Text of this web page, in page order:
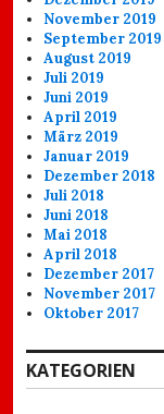
November 2019
September 2019
August 2019
Juli 2019
Juni 2019
April 2019
März 2019
Januar 2019
Dezember 2018
Juli 2018
Juni 2018
Mai 2018
April 2018
Dezember 2017
November 2017
Oktober 2017
KATEGORIEN